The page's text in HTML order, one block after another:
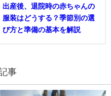
出産後、退院時の赤ちゃんの
服装はどうする？季節別の選
び方と準備の基本を解説
事